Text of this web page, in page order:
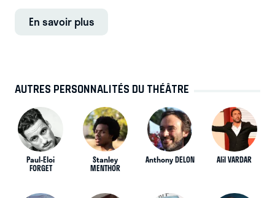
En savoir plus
AUTRES PERSONNALITÉS DU THÉÂTRE
Paul-Eloi
FORGET
Stanley
MENTHOR
Anthony DELON Alil VARDAR